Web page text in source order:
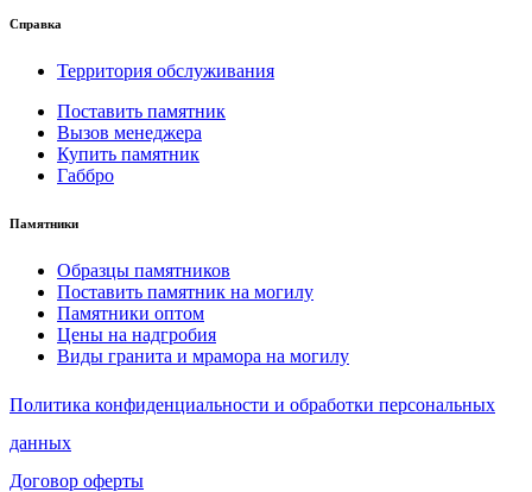
Справка
Территория обслуживания
Поставить памятник
Вызов менеджера
Купить памятник
Габбро
Памятники
Образцы памятников
Поставить памятник на могилу
Памятники оптом
Цены на надгробия
Виды гранита и мрамора на могилу
Политика конфиденциальности и обработки персональных
данных
Договор оферты